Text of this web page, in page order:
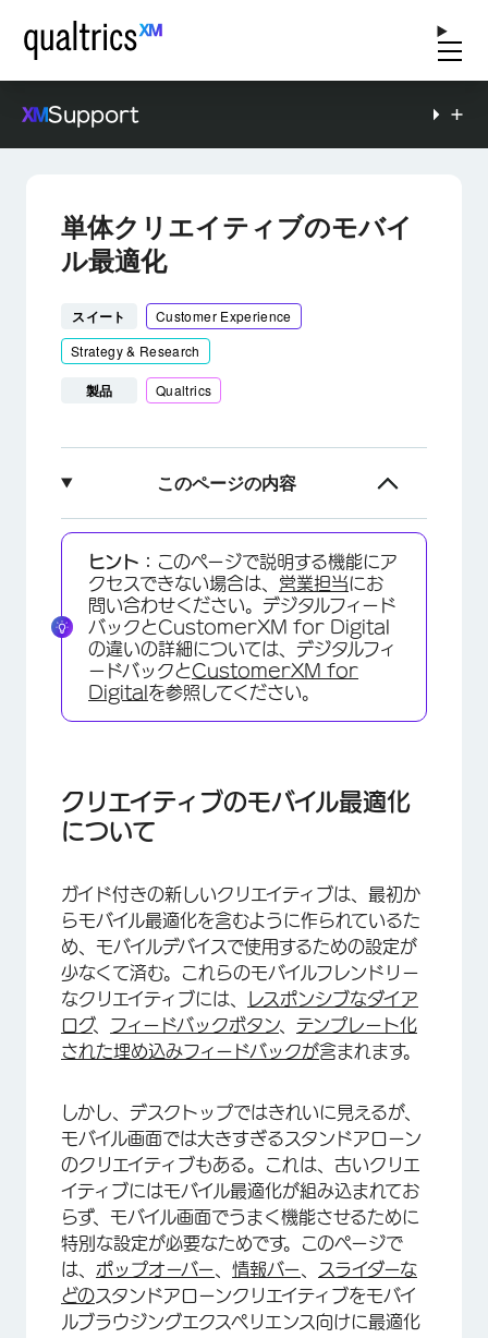
Support
単体クリエイティブのモバイ
ル最適化
スイート
Customer Experience
Strategy & Research
製品 Qualtrics
このページの内容
クリエイティブのモバイル最適化について
画面の解像度
埋め込みターゲットの書式設定
FAQs
ヒント： このページで説明する機能にア
クセスできない場合は、 営業担当にお
問い合わせください。デジタルフィード
バックとCustomerXM for Digital
の違いの詳細については、デジタルフィ
ードバックとCustomerXM for
Digital を参照してください。
クリエイティブのモバイル最適化
について
ガイド付きの新しいクリエイティブは、最初か
らモバイル最適化を含むように作られているた
め、モバイルデバイスで使用するための設定が
少なくて済む。これらのモバイルフレンドリー
なクリエイティブには、
レスポンシブなダイア
ログ、 フィードバックボタン、 テンプレート化
された埋め込みフィードバックが含まれます。
しかし、デスクトップではきれいに見えるが、
モバイル画面では大きすぎるスタンドアローン
のクリエイティブもある。これは、古いクリエ
イティブにはモバイル最適化が組み込まれてお
らず、モバイル画面でうまく機能させるために
特別な設定が必要なためです。このページで
は、 ポップオーバー 情報バー
スライダーな
どのスタンドアローンクリエイティブをモバイ
ルブラウジングエクスペリエンス向けに最適化